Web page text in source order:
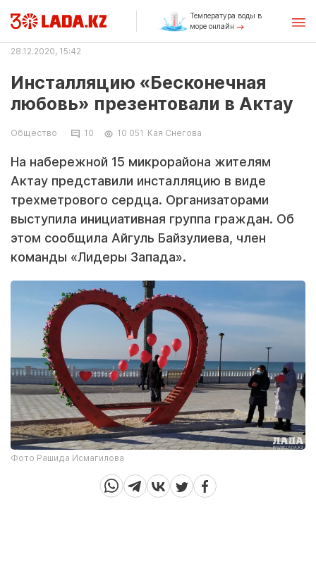
Температура воды в
море онлайн
28.12.2020, 15:42
Инсталляцию «Бесконечная
любовь» презентовали в Актау
Общество 10 10 051 Кая Снегова
На набережной 15 микрорайона жителям
Актау представили инсталляцию в виде
трехметрового сердца. Организаторами
выступила инициативная группа граждан. Об
этом сообщила Айгуль Байзулиева, член
команды «Лидеры Запада».
Фото Рашида Исмагилова